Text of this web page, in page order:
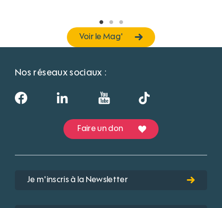
Voir le Mag'
Nos réseaux sociaux :
Faire un don
Je m'inscris à la Newsletter